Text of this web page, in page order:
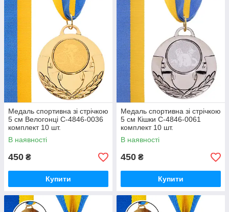
Медаль спортивна зі стрічкою
5 см Велогонці C-4846-0036
комплект 10 шт.
В наявності
450 ₴
Купити
Медаль спортивна зі стрічкою
5 см Кішки C-4846-0061
комплект 10 шт.
В наявності
450 ₴
Купити